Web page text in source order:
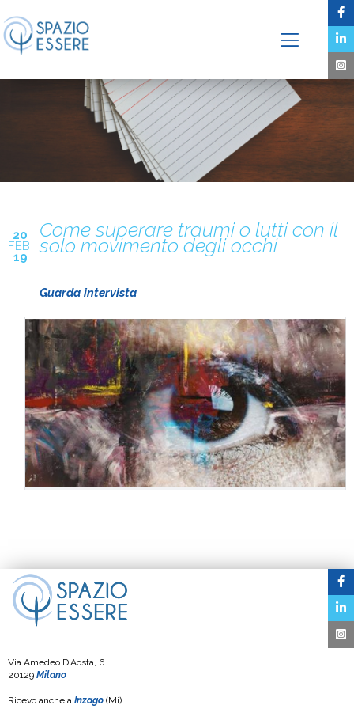
20
FEB
19
Come superare traumi o lutti con il
solo movimento degli occhi
Guarda intervista
Via Amedeo D'Aosta, 6
20129 Milano
Ricevo anche a Inzago (Mi)